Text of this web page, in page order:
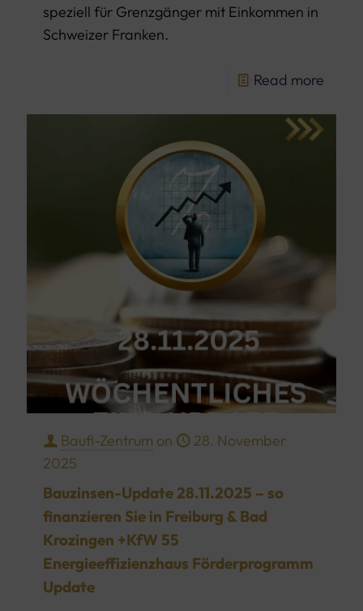
speziell für Grenzgänger mit Einkommen in
Schweizer Franken.
Read more
Baufi-Zentrum on
28. November
2025
Bauzinsen-Update 28.11.2025 – so
finanzieren Sie in Freiburg & Bad
Krozingen +KfW 55
Energieeffizienzhaus Förderprogramm
Update